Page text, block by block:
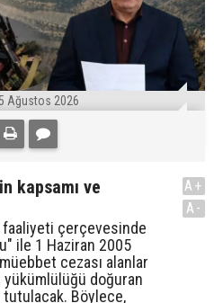
Ağustos 2026
kapsamı ve
çerçevesinde
ile 1 Haziran 2005
müebbet cezası alanlar
yükümlülüğü doğuran
tutulacak. Böylece,
A+
A-